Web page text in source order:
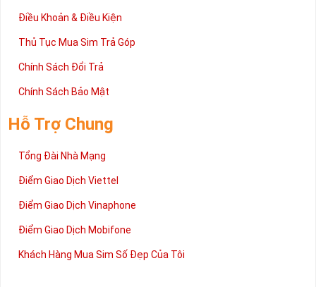
Điều Khoản & Điều Kiện
Thủ Tục Mua Sim Trả Góp
Chính Sách Đổi Trả
Chính Sách Bảo Mật
Hỗ Trợ Chung
Tổng Đài Nhà Mạng
Điểm Giao Dịch Viettel
Điểm Giao Dịch Vinaphone
Điểm Giao Dịch Mobifone
Khách Hàng Mua Sim Số Đẹp Của Tôi